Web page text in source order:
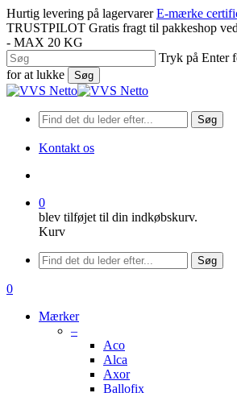
Spring
til
hovedindhold
Hurtig levering på lagervarer E-mærke
TRUSTPILOT Gratis fragt til pakkeshop
- MAX 20 KG
Tryk på Enter
for at lukke
Søg
Luk
Søg
Kontakt os
0
blev tilføjet til din indkøbskurv.
Kurv
Menu
Søg
søge
0
Mærker
–
Aco
Alca
Axor
Ballofix